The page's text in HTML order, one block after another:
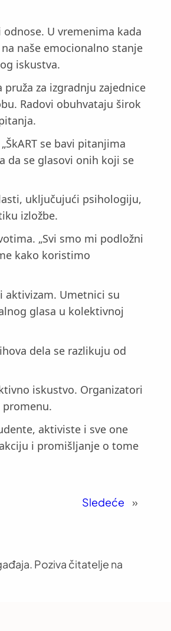
U vremenima kada
naše emocionalno stanje
iskustva.
za izgradnju zajednice
Radovi obuhvataju širok
se bavi pitanjima
da se glasovi onih koji se
uključujući psihologiju,
izložbe.
„Svi smo mi podložni
kako koristimo
aktivizam. Umetnici su
glasa u kolektivnoj
dela se razlikuju od
iskustvo. Organizatori
aktiviste i sve one
i promišljanje o tome
Sledeće »
Poziva čitatelje na